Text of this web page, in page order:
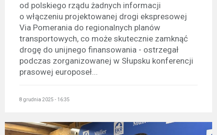
od polskiego rządu żadnych informacji
o włączeniu projektowanej drogi ekspresowej
Via Pomerania do regionalnych planów
transportowych, co może skutecznie zamknąć
drogę do unijnego finansowania - ostrzegał
podczas zorganizowanej w Słupsku konferencji
prasowej europoseł...
8 grudnia 2025 - 16:35